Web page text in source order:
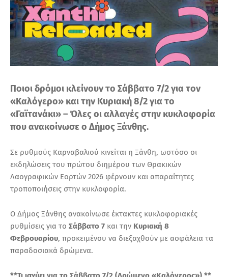
Ποιοι δρόμοι κλείνουν το Σάββατο 7/2 για τον
«Καλόγερο» και την Κυριακή 8/2 για το
«Γαϊτανάκι» – Όλες οι αλλαγές στην κυκλοφορία
που ανακοίνωσε ο Δήμος Ξάνθης.
Σε ρυθμούς Καρναβαλιού κινείται η Ξάνθη, ωστόσο οι
εκδηλώσεις του πρώτου διημέρου των Θρακικών
Λαογραφικών Εορτών 2026 φέρνουν και απαραίτητες
τροποποιήσεις στην κυκλοφορία.
Ο Δήμος Ξάνθης ανακοίνωσε έκτακτες κυκλοφοριακές
ρυθμίσεις για το Σάββατο 7 και την Κυριακή 8
Φεβρουαρίου, προκειμένου να διεξαχθούν με ασφάλεια τα
παραδοσιακά δρώμενα.